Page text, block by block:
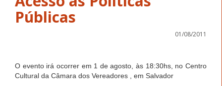
Públicas
01/08/2011
O evento irá ocorrer em 1 de agosto, às 18:30hs, no Centro
Cultural da Câmara dos Vereadores , em Salvador